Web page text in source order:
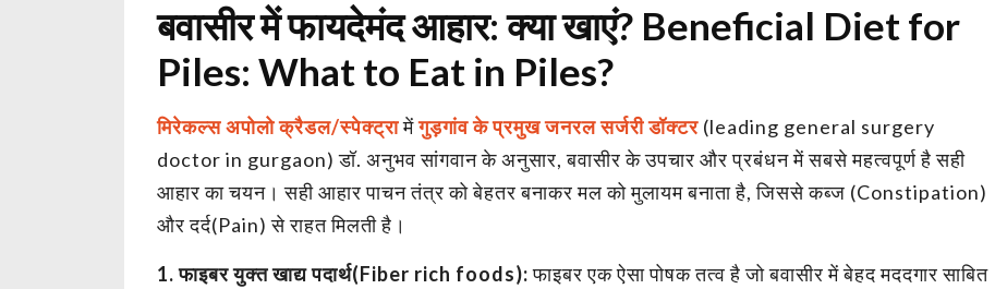
बवासीर में फायदेमंद आहार: क्या खाएं? Beneficial Diet for
Piles: What to Eat in Piles?
मिरेकल्स अपोलो क्रैडल/स्पेक्ट्रामेंगुड़गांव के प्रमुख जनरल सर्जरी डॉक्टर (leading general surgery
doctor in gurgaon) डॉ. अनुभव सांगवान के अनुसार, बवासीर के उपचार और प्रबंधन में सबसे महत्वपूर्ण है सही
आहार का चयन। सही आहार पाचन तंत्र को बेहतर बनाकर मल को मुलायम बनाता है, जिससे कब्ज (Constipation)
और दर्द(Pain) से राहत मिलती है।
1. फाइबर युक्त खाद्य पदार्थ(Fiber rich foods):फाइबर एक ऐसा पोषक तत्व है जो बवासीर में बेहद मददगार साबित